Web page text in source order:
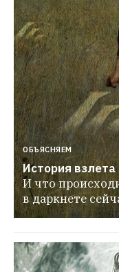
ОБЪЯСНЯЕМ
История взлета
И что
в даркнете